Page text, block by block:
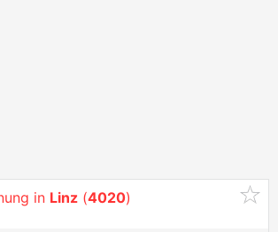
in Linz (4020)